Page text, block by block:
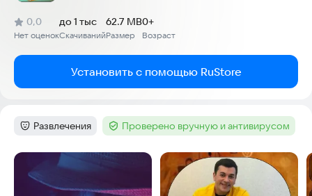
Рейтинг:
0,0
(
Нет оценок
)
Скачиваний
до 1 тыс
Размер
62.7 MB
Возраст
0+
Установить с помощью RuStore
Категория:
Развлечения Тег :Проверено вручную и антивирусом
Скриншоты